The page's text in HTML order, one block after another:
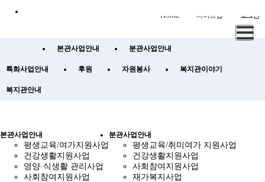
HOME 사이트맵 로그인
본관사업안내 분관사업안내
특화사업안내 후원 자원봉사 복지관이야기
복지관안내
본관사업안내
평생교육/여가지원사업
건강생활지원사업
영양·식생활 관리사업
사회참여지원사업
분관사업안내
평생교육/취미여가 지원사업
건강생활지원사업
사회참여지원사업
재가복지사업